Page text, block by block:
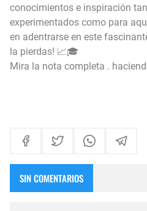
conocimientos e inspiración
experimentados como para
en adentrarse en este
la pierdas! 📈🎓
Mira la nota completa .
SIN COMENTARIOS